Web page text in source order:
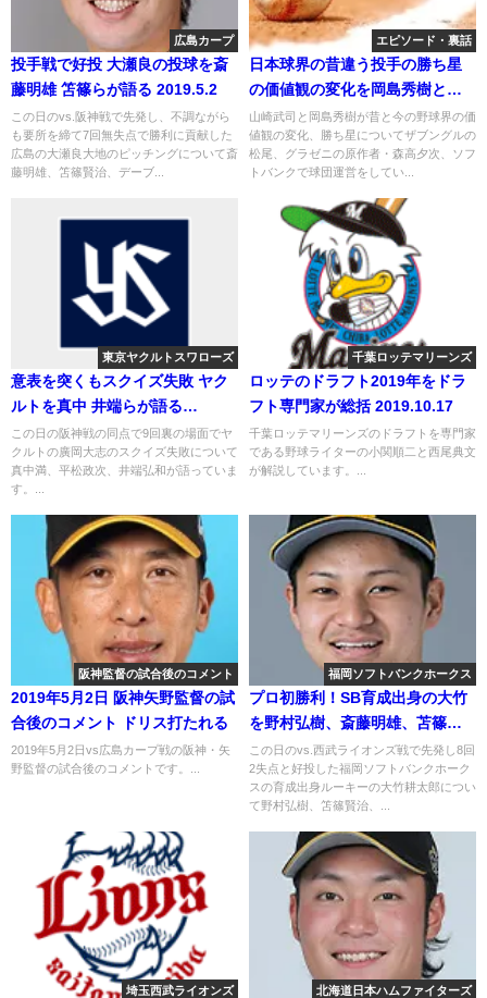
広島カープ
投手戦で好投 大瀬良の投球を斎
藤明雄 笘篠らが語る 2019.5.2
この日のvs.阪神戦で先発し、不調ながら
も要所を締て7回無失点で勝利に貢献した
広島の大瀬良大地のピッチングについて斎
藤明雄、笘篠賢治、デーブ...
エピソード・裏話
日本球界の昔違う投手の勝ち星
の価値観の変化を岡島秀樹と山
崎武司が語る
山崎武司と岡島秀樹が昔と今の野球界の価
値観の変化、勝ち星についてザブングルの
松尾、グラゼニの原作者・森高夕次、ソフ
トバンクで球団運営をしてい...
東京ヤクルトスワローズ
意表を突くもスクイズ失敗 ヤク
ルトを真中 井端らが語る
2019.4.17
この日の阪神戦の同点で9回裏の場面でヤ
クルトの廣岡大志のスクイズ失敗について
真中満、平松政次、井端弘和が語っていま
す。...
千葉ロッテマリーンズ
ロッテのドラフト2019年をドラ
フト専門家が総括 2019.10.17
千葉ロッテマリーンズのドラフトを専門家
である野球ライターの小関順二と西尾典文
が解説しています。...
阪神監督の試合後のコメント
2019年5月2日 阪神矢野監督の試
合後のコメント ドリス打たれる
2019年5月2日vs広島カープ戦の阪神・矢
野監督の試合後のコメントです。...
福岡ソフトバンクホークス
プロ初勝利！SB育成出身の大竹
を野村弘樹、斎藤明雄、苫篠が
語る 2018年8月1日
この日のvs.西武ライオンズ戦で先発し8回
2失点と好投した福岡ソフトバンクホーク
スの育成出身ルーキーの大竹耕太郎につい
て野村弘樹、笘篠賢治、...
埼玉西武ライオンズ 北海道日本ハムファイターズ